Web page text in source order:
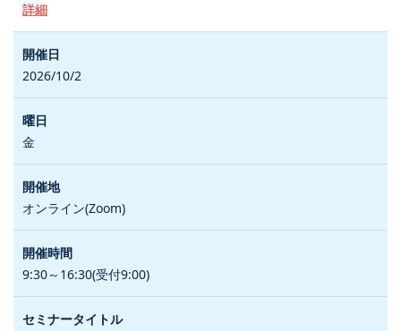
詳細
2026/10/2
金
オンライン(Zoom)
9:30～16:30(受付9:00)